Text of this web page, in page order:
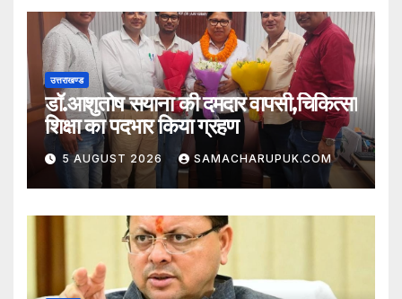
उत्तराखण्ड
डॉ.आशुतोष सयाना की दमदार वापसी,चिकित्सा
शिक्षा का पदभार किया ग्रहण
5 AUGUST 2026 SAMACHARUPUK.COM